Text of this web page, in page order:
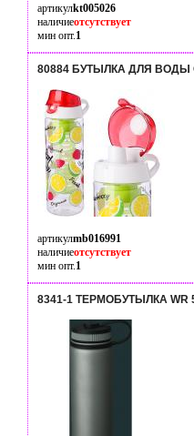
артикулkt005026
наличиеотсутствует
мин опт.1
80884 БУТЫЛКА ДЛЯ ВОДЫ
артикулmb016991
наличиеотсутствует
мин опт.1
8341-1 ТЕРМОБУТЫЛКА WR